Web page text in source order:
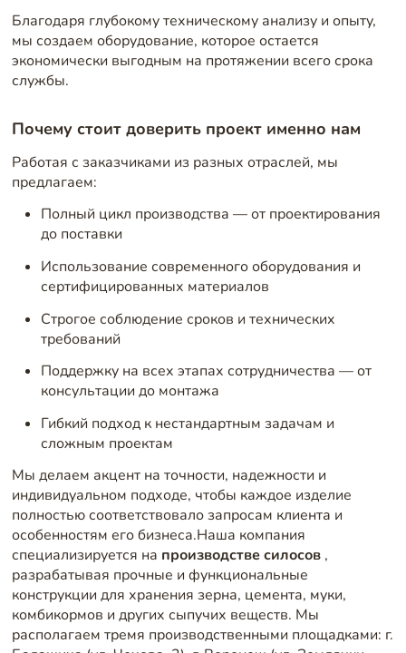
Благодаря глубокому техническому анализу и опыту,
мы создаем оборудование, которое остается
экономически выгодным на протяжении всего срока
службы.
Почему стоит доверить проект именно нам
Работая с заказчиками из разных отраслей, мы
предлагаем:
Полный цикл производства — от проектирования
до поставки
Использование современного оборудования и
сертифицированных материалов
Строгое соблюдение сроков и технических
требований
Поддержку на всех этапах сотрудничества — от
консультации до монтажа
Гибкий подход к нестандартным задачам и
сложным проектам
Мы делаем акцент на точности, надежности и
индивидуальном подходе, чтобы каждое изделие
полностью соответствовало запросам клиента и
особенностям его бизнеса.Наша компания
специализируется на производстве силосов ,
разрабатывая прочные и функциональные
конструкции для хранения зерна, цемента, муки,
комбикормов и других сыпучих веществ. Мы
располагаем тремя производственными площадками: г.